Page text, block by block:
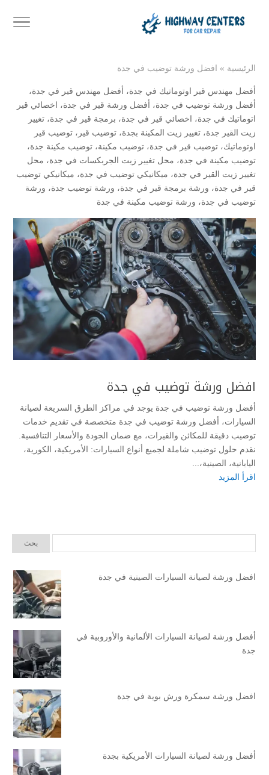
الرئيسية » افضل ورشة توضيب في جدة
أفضل مهندس قير اوتوماتيك في جدة، أفضل مهندس قير في جدة،
أفضل ورشة توضيب في جدة، أفضل ورشة قير في جدة، اخصائي قير
اتوماتيك في جدة، اخصائي قير في جدة، برمجة قير في جدة، تغيير
زيت القير جدة، تغيير زيت المكينة بجدة، توضيب قير ، توضيب قير
اوتوماتيك، توضيب قير في جدة، توضيب مكينة، توضيب مكينة جدة،
توضيب مكينة في جدة، محل تغيير زيت الجربكسات في جدة، محل
تغيير زيت القير في جدة، ميكانيكي توضيب في جدة، ميكانيكي توضيب
قير في جدة، ورشة برمجة قير في جدة، ورشة توضيب جدة، ورشة
توضيب في جدة، ورشة توضيب مكينة في جدة
افضل ورشة توضيب في جدة
أفضل ورشة توضيب في جدة يوجد في مراكز الطرق السريعة لصيانة
السيارات، أفضل ورشة توضيب في جدة متخصصة في تقديم خدمات
توضيب دقيقة للمكائن والقيرات، مع ضمان الجودة والأسعار التنافسية.
نقدم حلول توضيب شاملة لجميع أنواع السيارات: الأمريكية، الكورية،
اليابانية، الصينية،...
اقرأ المزيد
افضل ورشة لصيانة السيارات الصينية في جدة
أفضل ورشة لصيانة السيارات الألمانية والأوروبية في
جدة
افضل ورشة سمكرة ورش بوية في جدة
أفضل ورشة لصيانة السيارات الأمريكية بجدة